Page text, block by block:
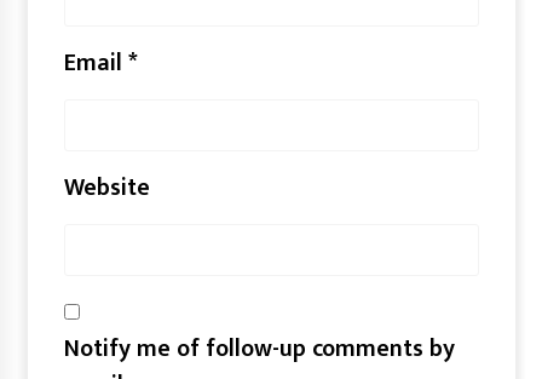
Email*
Website
Notify me of follow-up comments by